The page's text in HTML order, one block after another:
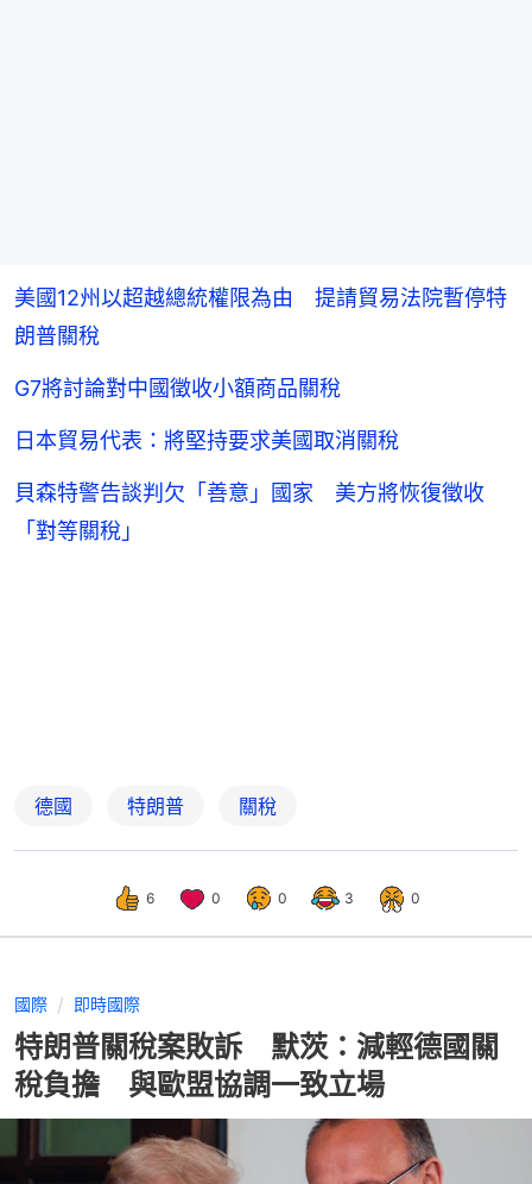
美國12州以超越總統權限為由 提請貿易法院暫停特
朗普關稅
G7將討論對中國徵收小額商品關稅
日本貿易代表：將堅持要求美國取消關稅
貝森特警告談判欠「善意」國家 美方將恢復徵收
「對等關稅」
德國 特朗普 關稅
6 0 0 3 0
國際 即時國際
特朗普關稅案敗訴 默茨：減輕德國關
稅負擔 與歐盟協調一致立場